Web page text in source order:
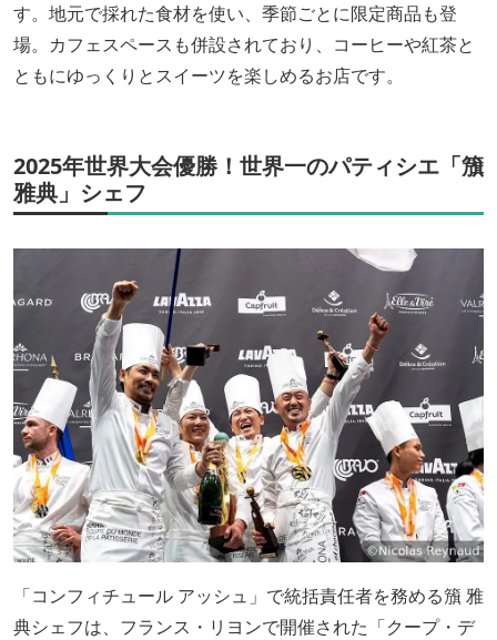
す。地元で採れた食材を使い、季節ごとに限定商品も登
場。カフェスペースも併設されており、コーヒーや紅茶と
ともにゆっくりとスイーツを楽しめるお店です。
2025年世界大会優勝！世界一のパティシエ「籏
雅典」シェフ
「コンフィチュール アッシュ」で統括責任者を務める籏 雅
典シェフは、フランス・リヨンで開催された「クープ・デ